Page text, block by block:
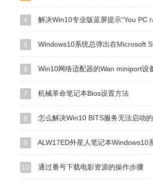
4 解决Win10专业版蓝屏提示“You PC ran into a problem..."
5 Windows10系统总弹出在Microsoft Store查应用的解
6 Win10网络适配器的Wan miniport设备可以删
7 机械革命笔记本Bios设置方法
8 怎么解决Win10 BITS服务无法启动
9 ALW17ED外星人笔记本Windows10系统改Windows7
10 通过番号下载电影资源的操作步骤